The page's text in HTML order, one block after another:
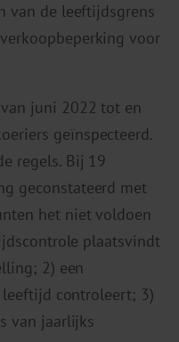
van de leeftijdsgrens
voor
juni 2022 tot en
geïnspecteerd.
regels. Bij 19
geconstateerd met
het niet voldoen
plaatsvindt
2) een
controleert; 3)
van jaarlijks